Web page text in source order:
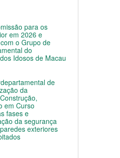
para os
em 2026 e
o Grupo de
do
Idosos de Macau
de
da
em Curso
fases e
da segurança
exteriores